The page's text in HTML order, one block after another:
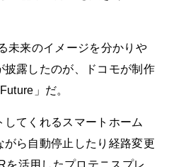
未来のイメージを分かりや
露したのが、ドコモが制作
」だ。
てくれるスマートホーム
ら自動停止したり経路変更